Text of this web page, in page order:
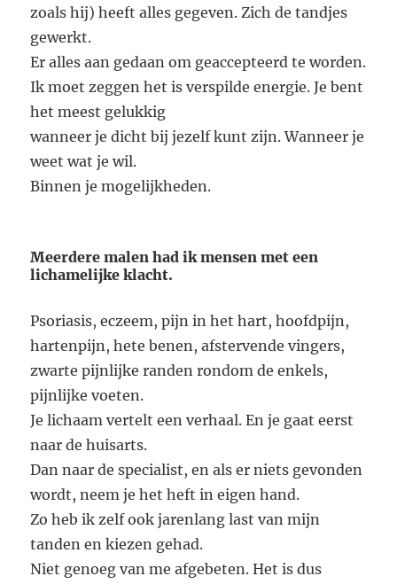
zoals hij) heeft alles gegeven. Zich de tandjes
gewerkt.
Er alles aan gedaan om geaccepteerd te worden.
Ik moet zeggen het is verspilde energie. Je bent
het meest gelukkig
wanneer je dicht bij jezelf kunt zijn. Wanneer je
weet wat je wil.
Binnen je mogelijkheden.
Meerdere malen had ik mensen met een
lichamelijke klacht.
Psoriasis, eczeem, pijn in het hart, hoofdpijn,
hartenpijn, hete benen, afstervende vingers,
zwarte pijnlijke randen rondom de enkels,
pijnlijke voeten.
Je lichaam vertelt een verhaal. En je gaat eerst
naar de huisarts.
Dan naar de specialist, en als er niets gevonden
wordt, neem je het heft in eigen hand.
Zo heb ik zelf ook jarenlang last van mijn
tanden en kiezen gehad.
Niet genoeg van me afgebeten. Het is dus